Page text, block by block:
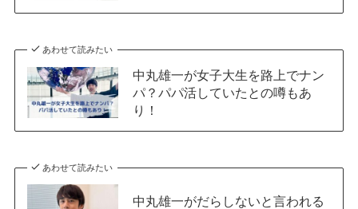
あわせて読みたい
中丸雄一が女子大生を路上でナン
パ？パパ活していたとの噂もあ
り！
あわせて読みたい
中丸雄一がだらしないと言われる